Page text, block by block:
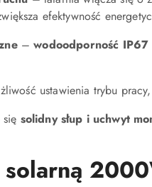
efektywność
–wodoodporność IP67
ustawienia trybu
solidny słup i uchwyt